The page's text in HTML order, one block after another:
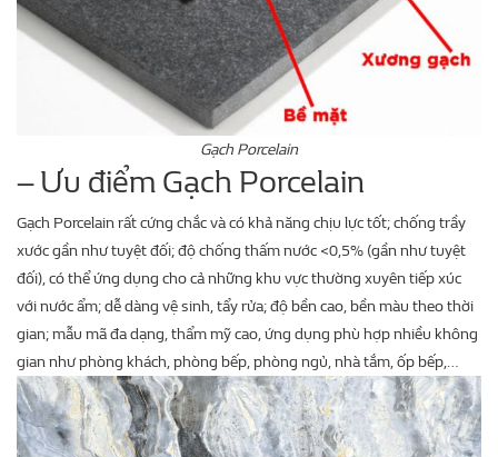
Gạch Porcelain
– Ưu điểm Gạch Porcelain
Gạch Porcelain rất cứng chắc và có khả năng chịu lực tốt; chống trầy
xước gần như tuyệt đối; độ chống thấm nước <0,5% (gần như tuyệt
đối), có thể ứng dụng cho cả những khu vực thường xuyên tiếp xúc
với nước ẩm; dễ dàng vệ sinh, tẩy rửa; độ bền cao, bền màu theo thời
gian; mẫu mã đa dạng, thẩm mỹ cao, ứng dụng phù hợp nhiều không
gian như phòng khách, phòng bếp, phòng ngủ, nhà tắm, ốp bếp,…